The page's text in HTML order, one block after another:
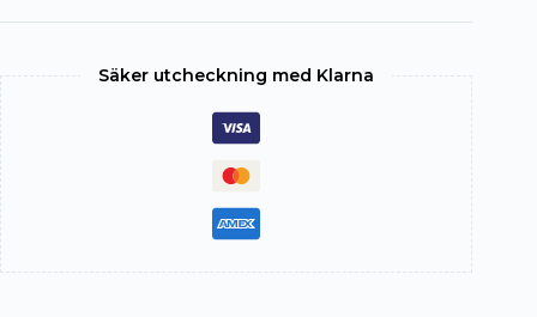
Säker utcheckning med Klarna